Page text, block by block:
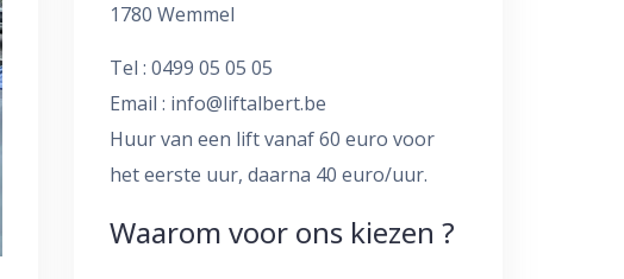
1780 Wemmel
Tel : 0499 05 05 05
Email : info@liftalbert.be
Huur van een lift vanaf 60 euro voor
het eerste uur, daarna 40 euro/uur.
Waarom voor ons kiezen ?